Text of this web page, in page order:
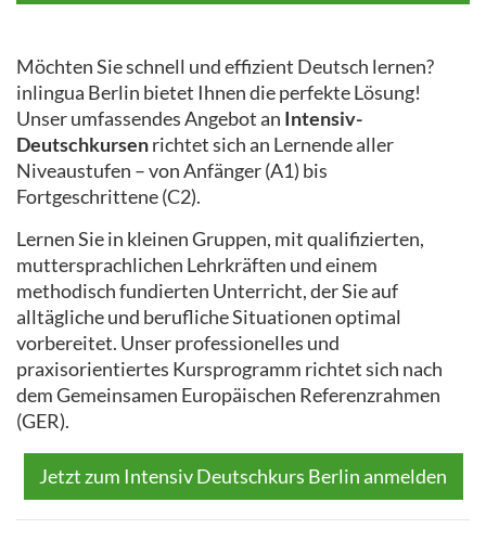
Möchten Sie schnell und effizient Deutsch lernen?
inlingua Berlin bietet Ihnen die perfekte Lösung!
Unser umfassendes Angebot an Intensiv-
Deutschkursenrichtet sich an Lernende aller
Niveaustufen – von Anfänger (A1) bis
Fortgeschrittene (C2).
Lernen Sie in kleinen Gruppen, mit qualifizierten,
muttersprachlichen Lehrkräften und einem
methodisch fundierten Unterricht, der Sie auf
alltägliche und berufliche Situationen optimal
vorbereitet. Unser professionelles und
praxisorientiertes Kursprogramm richtet sich nach
dem Gemeinsamen Europäischen Referenzrahmen
(GER).
Jetzt zum Intensiv Deutschkurs Berlin anmelden